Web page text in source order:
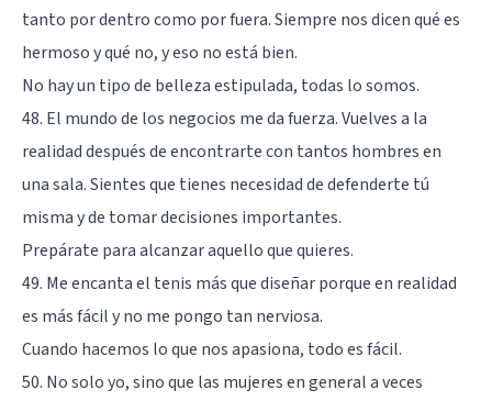
tanto por dentro como por fuera. Siempre nos dicen qué es
hermoso y qué no, y eso no está bien.
No hay un tipo de belleza estipulada, todas lo somos.
48. El mundo de los negocios me da fuerza. Vuelves a la
realidad después de encontrarte con tantos hombres en
una sala. Sientes que tienes necesidad de defenderte tú
misma y de tomar decisiones importantes.
Prepárate para alcanzar aquello que quieres.
49. Me encanta el tenis más que diseñar porque en realidad
es más fácil y no me pongo tan nerviosa.
Cuando hacemos lo que nos apasiona, todo es fácil.
50. No solo yo, sino que las mujeres en general a veces